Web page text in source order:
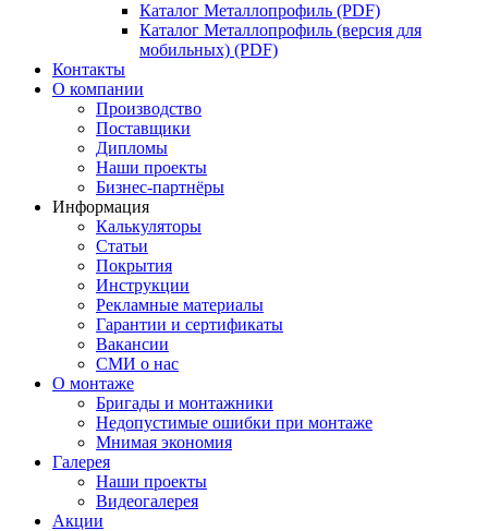
Каталог Металлопрофиль (PDF)
Каталог Металлопрофиль (версия для
мобильных) (PDF)
Контакты
О компании
Производство
Поставщики
Дипломы
Наши проекты
Бизнес-партнёры
Информация
Калькуляторы
Статьи
Покрытия
Инструкции
Рекламные материалы
Гарантии и сертификаты
Вакансии
СМИ о нас
О монтаже
Бригады и монтажники
Недопустимые ошибки при монтаже
Мнимая экономия
Галерея
Наши проекты
Видеогалерея
Акции